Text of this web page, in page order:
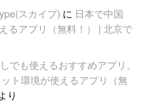
スカイプ) に 日本で中国
るアプリ（無料！） | 北京で
でも使えるおすすめアプリ。
ト環境が使えるアプリ（無
り